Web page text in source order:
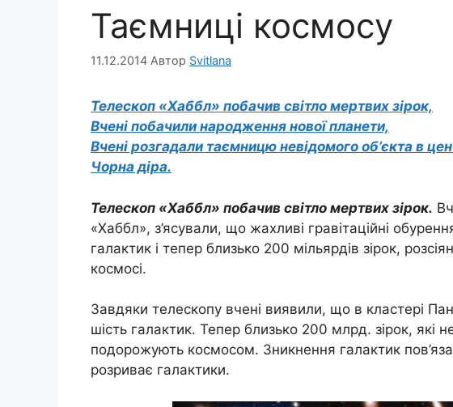
Таємниці космосу
11.12.2014 Автор Svitlana
Телескоп «Хаббл» побачив світло мертвих зірок,
Вчені побачили народження нової планети,
Вчені розгадали таємницю невідомого об’єкта в
Чорна діра.
Телескоп «Хаббл» побачив світло мертвих зірок.
«Хаббл», з’ясували, що жахливі гравітаційні
галактик і тепер близько 200 мільярдів зірок,
космосі.
Завдяки телескопу вчені виявили, що в кластері
шість галактик. Тепер близько 200 млрд. зірок, які
подорожують космосом. Зникнення галактик
розриває галактики.